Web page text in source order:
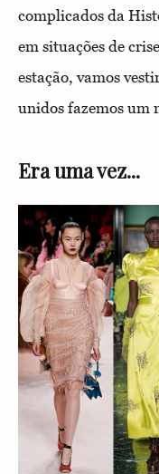
complicados da
em situações de
estação, vamos
unidos fazemos um
Era uma vez...